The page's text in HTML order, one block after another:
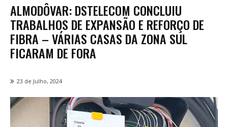
ALMODÔVAR: DSTELECOM CONCLUIU
TRABALHOS DE EXPANSÃO E REFORÇO DE
FIBRA – VÁRIAS CASAS DA ZONA SUL
FICARAM DE FORA
23 de Julho, 2024